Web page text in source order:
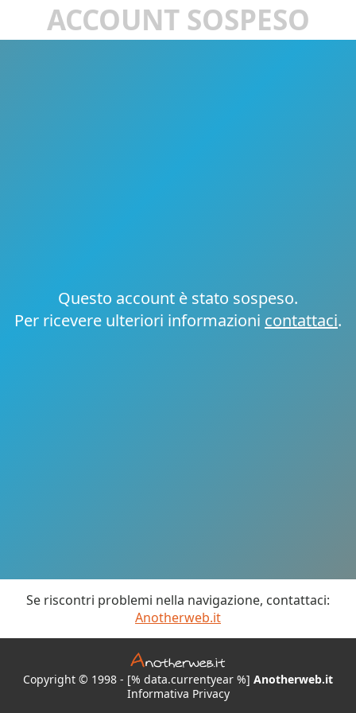
ACCOUNT SOSPESO
Questo account è stato sospeso.
Per ricevere ulteriori informazioni contattaci.
Se riscontri problemi nella navigazione, contattaci:
Anotherweb.it
Copyright © 1998 - [% data.currentyear %] Anotherweb.it
Informativa Privacy